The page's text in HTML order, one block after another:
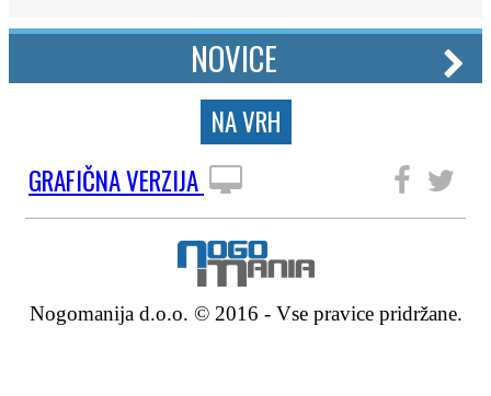
NOVICE
NA VRH
GRAFIČNA VERZIJA
Nogomanija d.o.o. © 2016 - Vse pravice pridržane.